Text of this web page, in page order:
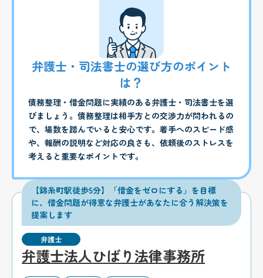
弁護士・司法書士の選び方のポイント
は？
債務整理・借金問題に実績のある弁護士・司法書士を選
びましょう。債務整理は相手方との交渉力が問われるの
で、場数を踏んでいると安心です。着手へのスピード感
や、報酬の説明など対応の良さも、依頼後のストレスを
考えると重要なポイントです。
【錦糸町駅徒歩5分】「借金をゼロにする」を目標
に、借金問題が得意な弁護士があなたに合う解決策を
提案します
弁護士
弁護士法人ひばり法律事務所